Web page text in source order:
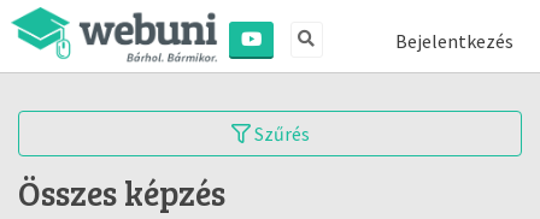
Bejelentkezés
Szűrés
Összes képzés